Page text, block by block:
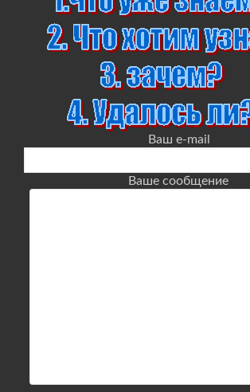
Ваш e-mail
Ваше сообщение